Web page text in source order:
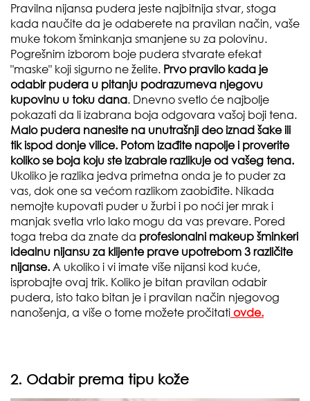
Pravilna nijansa pudera jeste najbitnija stvar, stoga
kada naučite da je odaberete na pravilan način, vaše
muke tokom šminkanja smanjene su za polovinu.
Pogrešnim izborom boje pudera stvarate efekat
"maske" koji sigurno ne želite. Prvo pravilo kada je
odabir pudera u pitanju podrazumeva njegovu
kupovinu u toku dana. Dnevno svetlo će najbolje
pokazati da li izabrana boja odgovara vašoj boji tena.
Malo pudera nanesite na unutrašnji deo iznad šake ili
tik ispod donje vilice. Potom izađite napolje i proverite
koliko se boja koju ste izabrale razlikuje od vašeg tena.
Ukoliko je razlika jedva primetna onda je to puder za
vas, dok one sa većom razlikom zaobiđite. Nikada
nemojte kupovati puder u žurbi i po noći jer mrak i
manjak svetla vrlo lako mogu da vas prevare. Pored
toga treba da znate da profesionalni makeup šminkeri
idealnu nijansu za klijente prave upotrebom 3 različite
nijanse. A ukoliko i vi imate više nijansi kod kuće,
isprobajte ovaj trik. Koliko je bitan pravilan odabir
pudera, isto tako bitan je i pravilan način njegovog
nanošenja, a više o tome možete pročitati ovde.
2. Odabir prema tipu kože